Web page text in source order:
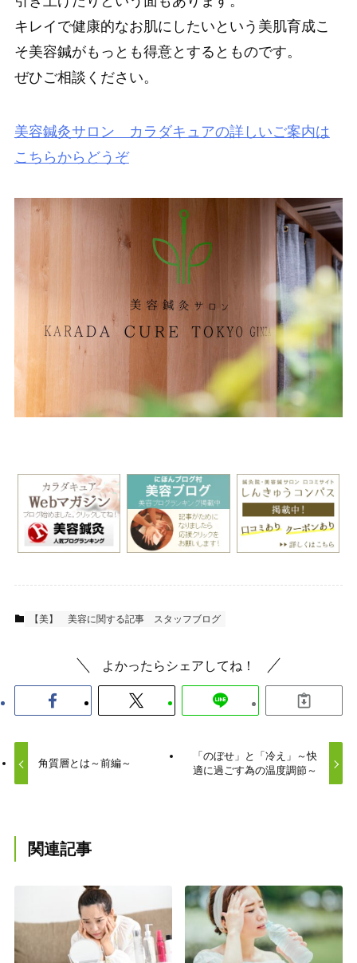
キレイで健康的なお肌にしたいという美肌育成こ
そ美容鍼がもっとも得意とするとものです。
ぜひご相談ください。
美容鍼灸サロン カラダキュアの詳しいご案内は
こちらからどうぞ
【美】 美容に関する記事 スタッフブログ
よかったらシェアしてね！
角質層とは～前編～
「のぼせ」と「冷え」～快
適に過ごす為の温度調節～
関連記事